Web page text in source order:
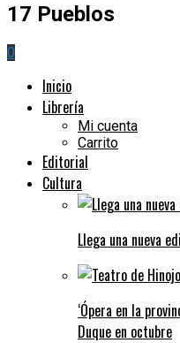
17 Pueblos
0
Inicio
Librería
Mi cuenta
Carrito
Editorial
Cultura
Llega una nueva
‘Ópera en la
Duque en octubre